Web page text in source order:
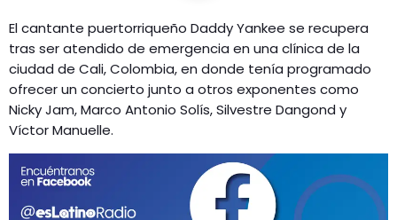
ESLATINO NEWS
ACTUALIDAD
ESPECTÁCULOS
GEEKERS
MÚSICA
ENTRETENIMIENTO
LOS + TOP
PROGRAMACIÓN
INICIO
RADIO SPLENDID
CONTACTO
El cantante puertorriqueño Daddy Yankee se recupera
tras ser atendido de emergencia en una clínica de la
ciudad de Cali, Colombia, en donde tenía programado
ofrecer un concierto junto a otros exponentes como
Nicky Jam, Marco Antonio Solís, Silvestre Dangond y
Víctor Manuelle.